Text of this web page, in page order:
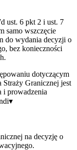
ust. 6 pkt 2 i ust. 7
samo wszczęcie
do wydania decyzji o
bez konieczności
dotyczącym
Granicznej jest
i prowadzenia
▾
na decyzję o